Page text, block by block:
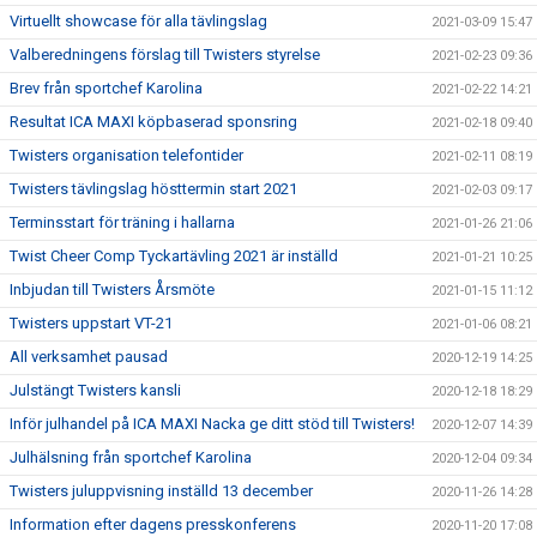
Virtuellt showcase för alla tävlingslag 2021-03-09 15:47
Valberedningens förslag till Twisters styrelse 2021-02-23 09:36
Brev från sportchef Karolina 2021-02-22 14:21
Resultat ICA MAXI köpbaserad sponsring 2021-02-18 09:40
Twisters organisation telefontider 2021-02-11 08:19
Twisters tävlingslag hösttermin start 2021 2021-02-03 09:17
Terminsstart för träning i hallarna 2021-01-26 21:06
Twist Cheer Comp Tyckartävling 2021 är inställd 2021-01-21 10:25
Inbjudan till Twisters Årsmöte 2021-01-15 11:12
Twisters uppstart VT-21 2021-01-06 08:21
All verksamhet pausad 2020-12-19 14:25
Julstängt Twisters kansli 2020-12-18 18:29
Inför julhandel på ICA MAXI Nacka ge ditt stöd till Twisters! 2020-12-07 14:39
Julhälsning från sportchef Karolina 2020-12-04 09:34
Twisters juluppvisning inställd 13 december 2020-11-26 14:28
Information efter dagens presskonferens 2020-11-20 17:08